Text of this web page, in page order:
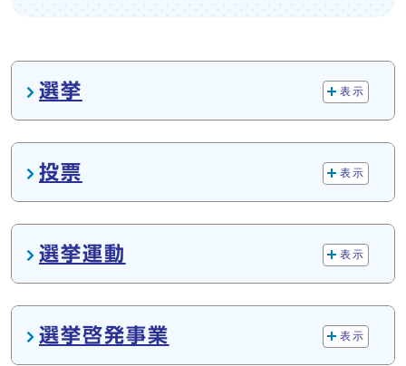
メインメニュー
選挙 表示
投票 表示
選挙運動 表示
選挙啓発事業 表示